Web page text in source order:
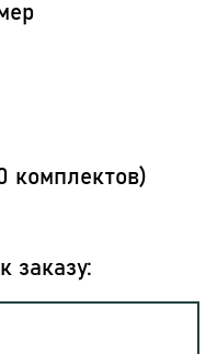
комплектов)
заказу: